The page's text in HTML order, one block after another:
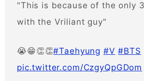
"This is because of the only
with the Vriliant guy"
😭😁👏👏#Taehyung #V #BTS
pic.twitter.com/CzgyQpGDom